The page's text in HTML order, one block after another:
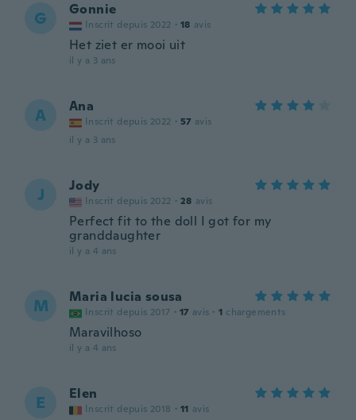
G Gonnie
Inscrit depuis 2022 · 18 avis
Het ziet er mooi uit
il y a 3 ans
A Ana
Inscrit depuis 2022 · 57 avis
il y a 3 ans
J Jody
Inscrit depuis 2022 · 28 avis
Perfect fit to the doll I got for my
granddaughter
il y a 4 ans
M Maria lucia sousa
Inscrit depuis 2017 · 17 avis · 1 chargements
Maravilhoso
il y a 4 ans
E Elen
Inscrit depuis 2018 · 11 avis